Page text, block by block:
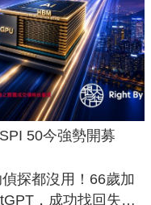
50今強勢開募
探都沒用！66歲加
，成功找回失散